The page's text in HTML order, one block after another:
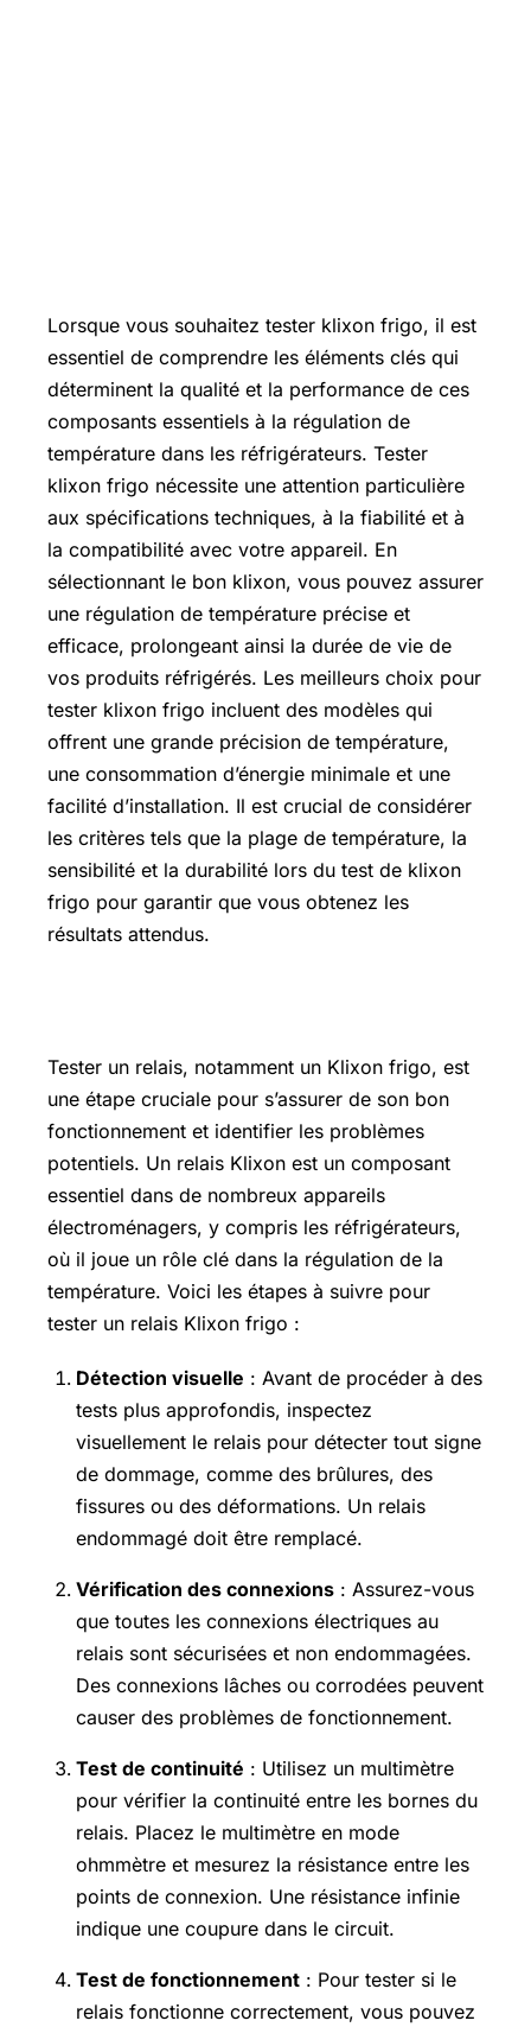
Lorsque vous souhaitez tester klixon frigo, il est
essentiel de comprendre les éléments clés qui
déterminent la qualité et la performance de ces
composants essentiels à la régulation de
température dans les réfrigérateurs. Tester
klixon frigo nécessite une attention particulière
aux spécifications techniques, à la fiabilité et à
la compatibilité avec votre appareil. En
sélectionnant le bon klixon, vous pouvez assurer
une régulation de température précise et
efficace, prolongeant ainsi la durée de vie de
vos produits réfrigérés. Les meilleurs choix pour
tester klixon frigo incluent des modèles qui
offrent une grande précision de température,
une consommation d’énergie minimale et une
facilité d’installation. Il est crucial de considérer
les critères tels que la plage de température, la
sensibilité et la durabilité lors du test de klixon
frigo pour garantir que vous obtenez les
résultats attendus.
Tester un relais, notamment un Klixon frigo, est
une étape cruciale pour s’assurer de son bon
fonctionnement et identifier les problèmes
potentiels. Un relais Klixon est un composant
essentiel dans de nombreux appareils
électroménagers, y compris les réfrigérateurs,
où il joue un rôle clé dans la régulation de la
température. Voici les étapes à suivre pour
tester un relais Klixon frigo :
Détection visuelle : Avant de procéder à des
tests plus approfondis, inspectez
visuellement le relais pour détecter tout signe
de dommage, comme des brûlures, des
fissures ou des déformations. Un relais
endommagé doit être remplacé.
Vérification des connexions : Assurez-vous
que toutes les connexions électriques au
relais sont sécurisées et non endommagées.
Des connexions lâches ou corrodées peuvent
causer des problèmes de fonctionnement.
Test de continuité : Utilisez un multimètre
pour vérifier la continuité entre les bornes du
relais. Placez le multimètre en mode
ohmmètre et mesurez la résistance entre les
points de connexion. Une résistance infinie
indique une coupure dans le circuit.
Test de fonctionnement : Pour tester si le
relais fonctionne correctement, vous pouvez